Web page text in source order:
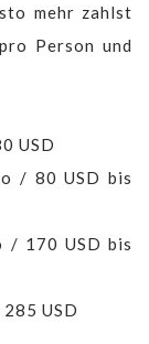
mehr zahlst
Person und
USD
/ 80 USD bis
/ 170 USD bis
USD